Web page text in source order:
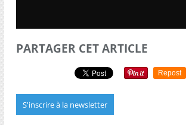
PARTAGER CET ARTICLE
Repost
S'inscrire à la newsletter